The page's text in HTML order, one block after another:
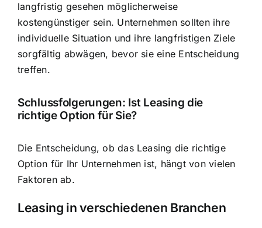
langfristig gesehen möglicherweise
kostengünstiger sein. Unternehmen sollten ihre
individuelle Situation und ihre langfristigen Ziele
sorgfältig abwägen, bevor sie eine Entscheidung
treffen.
Schlussfolgerungen: Ist Leasing die
richtige Option für Sie?
Die Entscheidung, ob das Leasing die richtige
Option für Ihr Unternehmen ist, hängt von vielen
Faktoren ab.
Leasing in verschiedenen Branchen